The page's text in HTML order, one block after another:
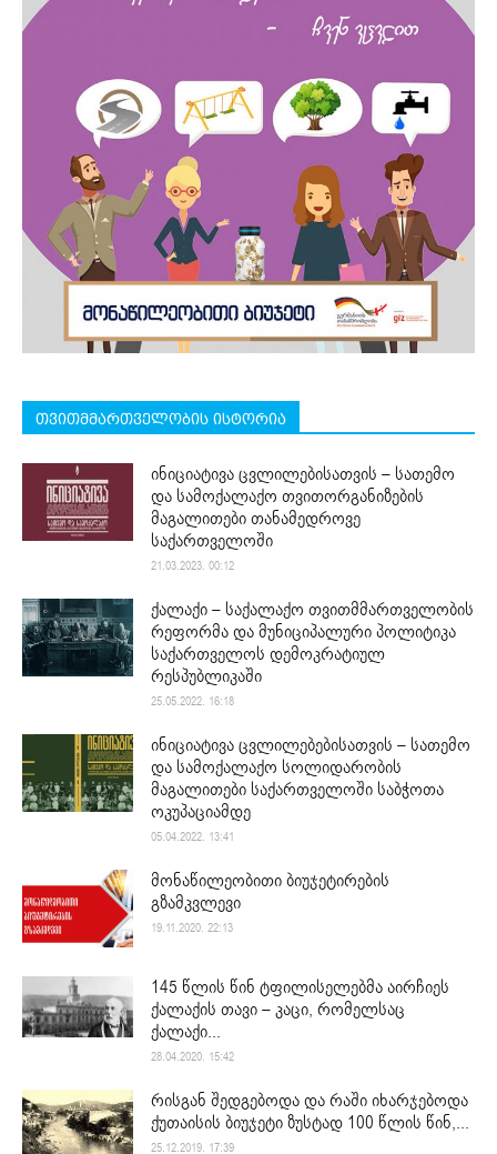
თვითმმართველობის ისტორია
ინიციატივა ცვლილებისათვის – სათემო
და სამოქალაქო თვითორგანიზების
მაგალითები თანამედროვე
საქართველოში
21.03.2023. 00:12
ქალაქი – საქალაქო თვითმმართველობის
რეფორმა და მუნიციპალური პოლიტიკა
საქართველოს დემოკრატიულ
რესპუბლიკაში
25.05.2022. 16:18
ინიციატივა ცვლილებებისათვის – სათემო
და სამოქალაქო სოლიდარობის
მაგალითები საქართველოში საბჭოთა
ოკუპაციამდე
05.04.2022. 13:41
მონაწილეობითი ბიუჯეტირების
გზამკვლევი
19.11.2020. 22:13
145 წლის წინ ტფილისელებმა აირჩიეს
ქალაქის თავი – კაცი, რომელსაც
ქალაქი...
28.04.2020. 15:42
რისგან შედგებოდა და რაში იხარჯებოდა
ქუთაისის ბიუჯეტი ზუსტად 100 წლის წინ,...
25.12.2019. 17:39